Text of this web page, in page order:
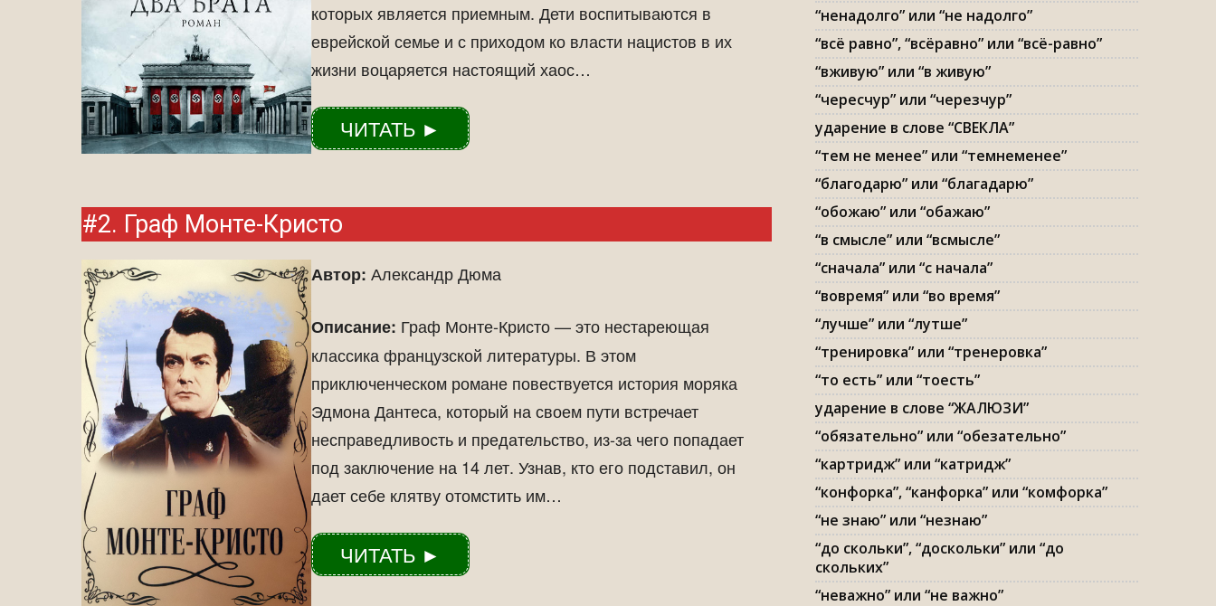
которых является приемным. Дети воспитываются в
еврейской семье и с приходом ко власти нацистов в их
жизни воцаряется настоящий хаос…
ЧИТАТЬ ►
#2. Граф Монте-Кристо
Автор: Александр Дюма
Описание: Граф Монте-Кристо — это нестареющая
классика французской литературы. В этом
приключенческом романе повествуется история моряка
Эдмона Дантеса, который на своем пути встречает
несправедливость и предательство, из-за чего попадает
под заключение на 14 лет. Узнав, кто его подставил, он
дает себе клятву отомстить им…
ЧИТАТЬ ►
“ненадолго” или “не надолго”
“всё равно”, “всёравно” или “всё-равно”
“вживую” или “в живую”
“чересчур” или “черезчур”
ударение в слове “СВЕКЛА”
“тем не менее” или “темнеменее”
“благодарю” или “благадарю”
“обожаю” или “обажаю”
“в смысле” или “всмысле”
“сначала” или “с начала”
“вовремя” или “во время”
“лучше” или “лутше”
“тренировка” или “тренеровка”
“то есть” или “тоесть”
ударение в слове “ЖАЛЮЗИ”
“обязательно” или “обезательно”
“картридж” или “катридж”
“конфорка”, “канфорка” или “комфорка”
“не знаю” или “незнаю”
“до скольки”, “доскольки” или “до
скольких”
“неважно” или “не важно”